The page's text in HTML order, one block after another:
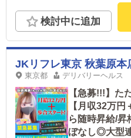
検討中に追加
JKリフレ東京 秋葉原本
東京都 デリバリーヘルス
【急募!!!】た
【月収32万
ら随時昇給/昇
ぼなし◎大型